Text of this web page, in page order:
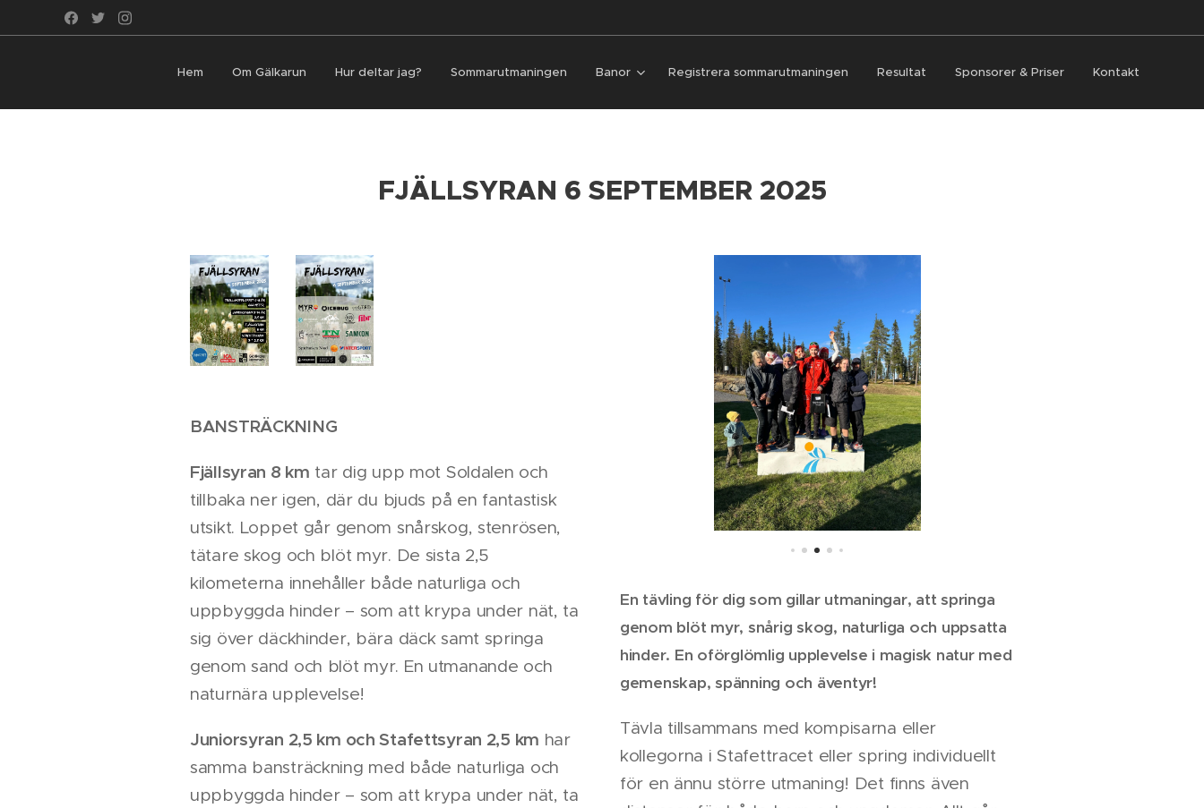
Hem Om Gälkarun Hur deltar jag? Sommarutmaningen Banor Registrera sommarutmaningen Resultat Sponsorer & Priser Kontakt
FJÄLLSYRAN 6 SEPTEMBER 2025
BANSTRÄCKNING
Fjällsyran 8 km tar dig upp mot Soldalen och
tillbaka ner igen, där du bjuds på en fantastisk
utsikt. Loppet går genom snårskog, stenrösen,
tätare skog och blöt myr. De sista 2,5
kilometerna innehåller både naturliga och
uppbyggda hinder – som att krypa under nät, ta
sig över däckhinder, bära däck samt springa
genom sand och blöt myr. En utmanande och
naturnära upplevelse!
Juniorsyran 2,5 km och Stafettsyran 2,5 km har
samma bansträckning med både naturliga och
uppbyggda hinder – som att krypa under nät, ta
En tävling för dig som gillar utmaningar, att springa
genom blöt myr, snårig skog, naturliga och uppsatta
hinder. En oförglömlig upplevelse i magisk natur med
gemenskap, spänning och äventyr!
Tävla tillsammans med kompisarna eller
kollegorna i Stafettracet eller spring individuellt
för en ännu större utmaning! Det finns även